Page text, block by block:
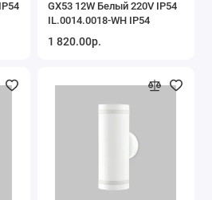
GX53 12W Белый 220V IP54
IL.0014.0018-WH IP54
1 820.00р.